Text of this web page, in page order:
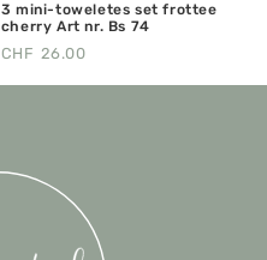
3 mini-toweletes set frottee
cherry Art nr. Bs 74
CHF 26.00